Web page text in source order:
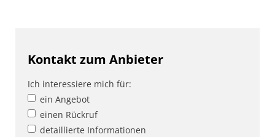
Kontakt zum Anbieter
Ich interessiere mich für:
ein Angebot
einen Rückruf
detaillierte Informationen